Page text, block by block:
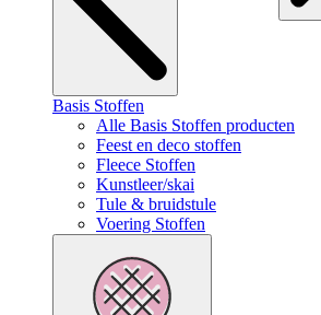
Basis Stoffen
Alle Basis Stoffen producten
Feest en deco stoffen
Fleece Stoffen
Kunstleer/skai
Tule & bruidstule
Voering Stoffen